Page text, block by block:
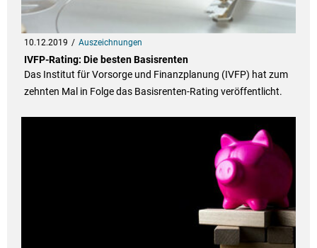
10.12.2019 Auszeichnungen
IVFP-Rating: Die besten Basisrenten
Das Institut für Vorsorge und Finanzplanung (IVFP) hat zum
zehnten Mal in Folge das Basisrenten-Rating veröffentlicht.